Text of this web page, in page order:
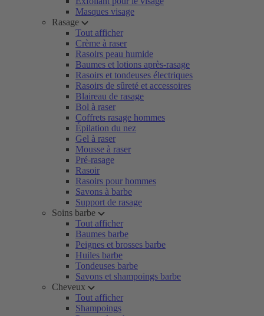
Masques visage
Rasage
Tout afficher
Crème à raser
Rasoirs peau humide
Baumes et lotions après-rasage
Rasoirs et tondeuses électriques
Rasoirs de sûreté et accessoires
Blaireau de rasage
Bol à raser
Coffrets rasage hommes
Épilation du nez
Gel à raser
Mousse à raser
Pré-rasage
Rasoir
Rasoirs pour hommes
Savons à barbe
Support de rasage
Soins barbe
Tout afficher
Baumes barbe
Peignes et brosses barbe
Huiles barbe
Tondeuses barbe
Savons et shampoings barbe
Cheveux
Tout afficher
Shampoings